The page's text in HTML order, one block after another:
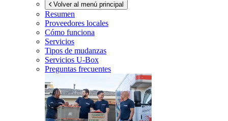
Volver al menú principal
Resumen
Proveedores locales
Cómo funciona
Servicios
Tipos de mudanzas
Servicios U-Box
Preguntas frecuentes